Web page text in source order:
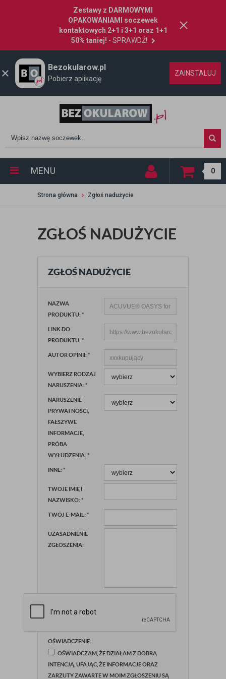
Zestawy z DARMOWYMI
OPAKOWANIAMI soczewek
kontaktowych 2+1 i 3+1 oraz 1+1
50% taniej! - SPRAWDŹ!
Bezokularow.pl
Pobierz aplikację
ZAINSTALUJ
MENU 0
Strona główna Zgłoś nadużycie
ZGŁOŚ NADUŻYCIE
ZGŁOŚ NADUŻYCIE
NAZWA
PRODUKTU: *
LINK DO
PRODUKTU: *
AUTOR OPINII: *
WYBIERZ RODZAJ
NARUSZENIA: *
NARUSZENIE
PRYWATNOŚCI,
FAŁSZYWE
INFORMACJE,
PRÓBA
WYŁUDZENIA: *
INNE: *
TWOJE IMIĘ I
NAZWISKO: *
TWÓJ E-MAIL: *
UZASADNIENIE
ZGŁOSZENIA:
OŚWIADCZENIE:
OŚWIADCZAM, ŻE DZIAŁAM Z DOBRĄ
INTENCJĄ, UFAJĄC, ŻE INFORMACJE ORAZ
ZARZUTY ZAWARTE W MOIM ZGŁOSZENIU SĄ